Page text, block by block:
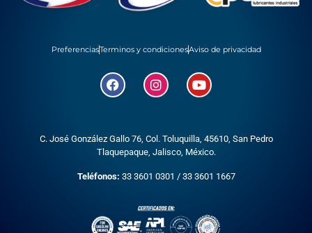
PreferenciasTerminos y condicionesAviso de privacidad
C. José González Gallo 76, Col. Toluquilla, 45610, San Pedro
Tlaquepaque, Jalisco, México.
Teléfonos: 33 3601 0301 / 33 3601 1667